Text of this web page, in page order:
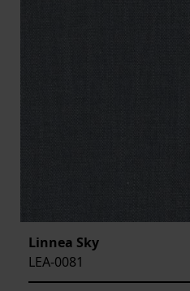
Linnea Sky
LEA-0081